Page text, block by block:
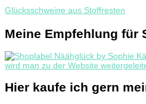
Glücksschweine aus Stoffresten
Meine Empfehlung für
Hier kaufe ich gern